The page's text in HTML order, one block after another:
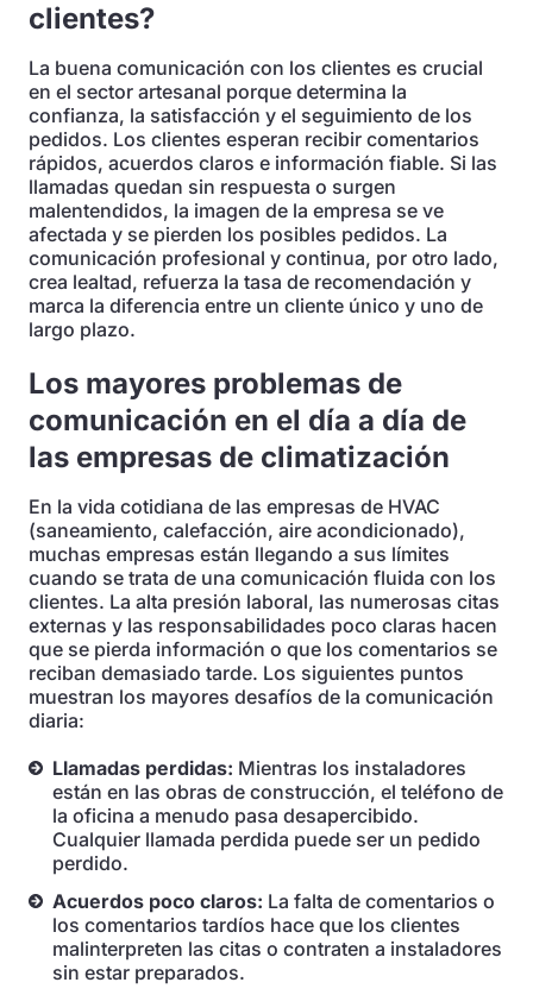
clientes?
La buena comunicación con los clientes es crucial
en el sector artesanal porque determina la
confianza, la satisfacción y el seguimiento de los
pedidos. Los clientes esperan recibir comentarios
rápidos, acuerdos claros e información fiable. Si las
llamadas quedan sin respuesta o surgen
malentendidos, la imagen de la empresa se ve
afectada y se pierden los posibles pedidos. La
comunicación profesional y continua, por otro lado,
crea lealtad, refuerza la tasa de recomendación y
marca la diferencia entre un cliente único y uno de
largo plazo.
Los mayores problemas de
comunicación en el día a día de
las empresas de climatización
En la vida cotidiana de las empresas de HVAC
(saneamiento, calefacción, aire acondicionado),
muchas empresas están llegando a sus límites
cuando se trata de una comunicación fluida con los
clientes. La alta presión laboral, las numerosas citas
externas y las responsabilidades poco claras hacen
que se pierda información o que los comentarios se
reciban demasiado tarde. Los siguientes puntos
muestran los mayores desafíos de la comunicación
diaria:
Llamadas perdidas: Mientras los instaladores
están en las obras de construcción, el teléfono de
la oficina a menudo pasa desapercibido.
Cualquier llamada perdida puede ser un pedido
perdido.
Acuerdos poco claros: La falta de comentarios o
los comentarios tardíos hace que los clientes
malinterpreten las citas o contraten a instaladores
sin estar preparados.